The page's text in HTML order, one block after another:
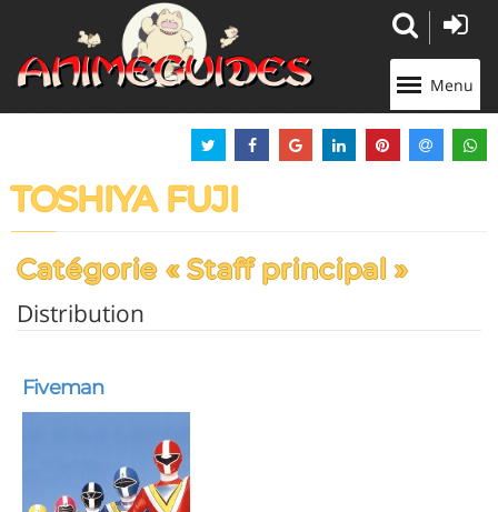
Menu
TOSHIYA FUJI
Catégorie « Staff principal »
Distribution
Fiveman
Panneau de gestion des cookies